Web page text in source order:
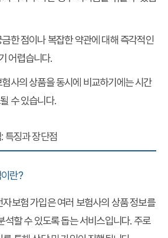
금한 점이나 복잡한 약관에 대해 즉각적인
어렵습니다.
험사의 상품을 동시에 비교하기에는 시간
수 있습니다.
특징과 장단점
란?
자보험 가입은 여러 보험사의 상품 정보를
석할 수 있도록 돕는 서비스입니다. 주로